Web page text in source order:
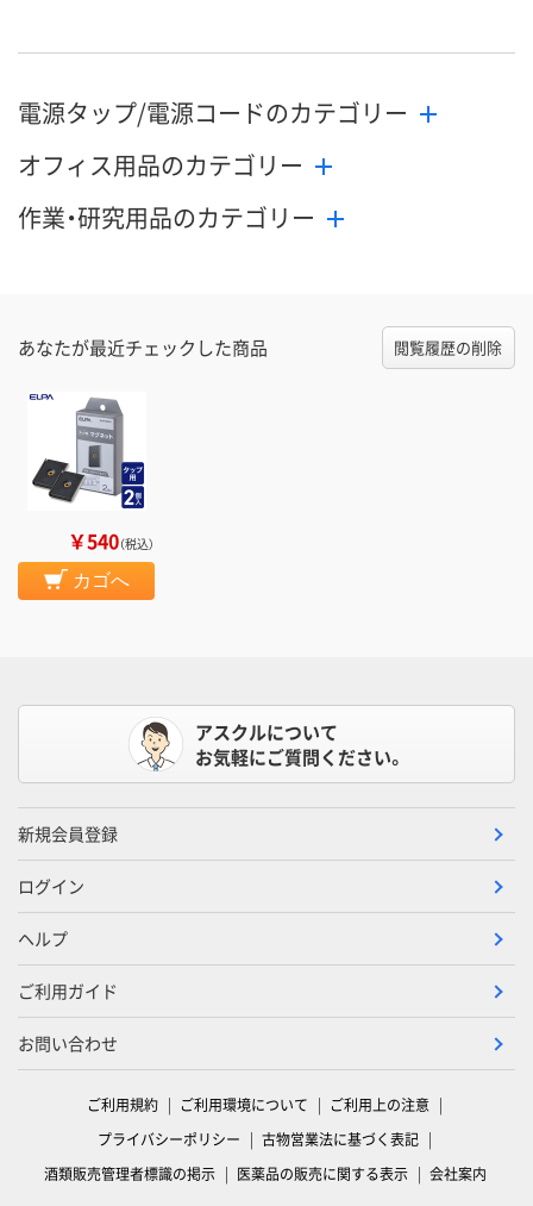
電源タップ/電源コードのカテゴリー
オフィス用品のカテゴリー
作業・研究用品のカテゴリー
あなたが最近チェックした商品 閲覧履歴の削除
￥540（税込）
カゴへ
アスクルについて
お気軽にご質問ください。
新規会員登録
ログイン
ヘルプ
ご利用ガイド
お問い合わせ
ご利用規約 ご利用環境について
ご利用上の注意
プライバシーポリシー
古物営業法に基づく表記
酒類販売管理者標識の掲示
医薬品の販売に関する表示 会社案内